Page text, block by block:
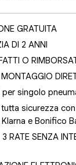
GRATUITA
DI 2 ANNI
O
per singolo
tutta sicurezza
e Bonifico
3 RATE SENZA